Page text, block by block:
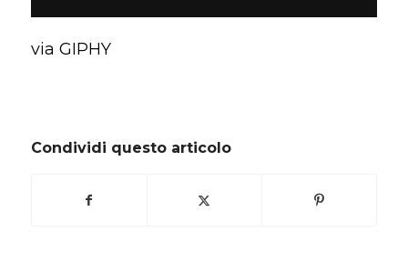
via GIPHY
Condividi questo articolo